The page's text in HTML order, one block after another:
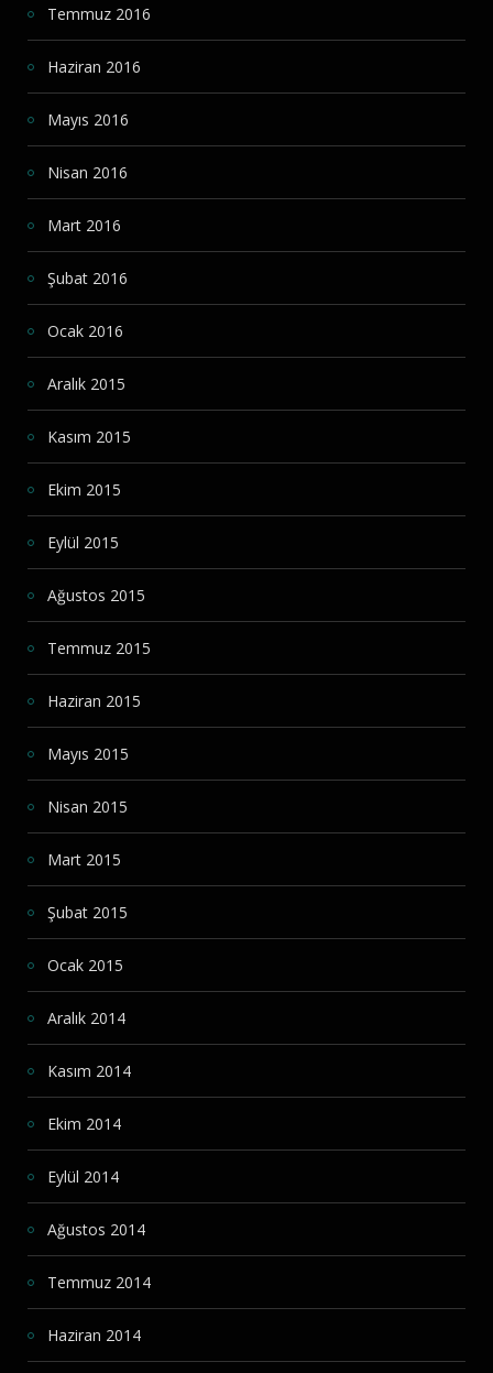
Temmuz 2016
Haziran 2016
Mayıs 2016
Nisan 2016
Mart 2016
Şubat 2016
Ocak 2016
Aralık 2015
Kasım 2015
Ekim 2015
Eylül 2015
Ağustos 2015
Temmuz 2015
Haziran 2015
Mayıs 2015
Nisan 2015
Mart 2015
Şubat 2015
Ocak 2015
Aralık 2014
Kasım 2014
Ekim 2014
Eylül 2014
Ağustos 2014
Temmuz 2014
Haziran 2014